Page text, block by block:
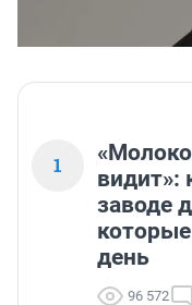
1
видит»:
заводе
день
96 572